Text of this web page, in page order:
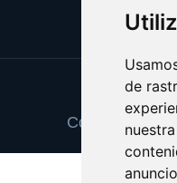
de
Update
Copyright ©